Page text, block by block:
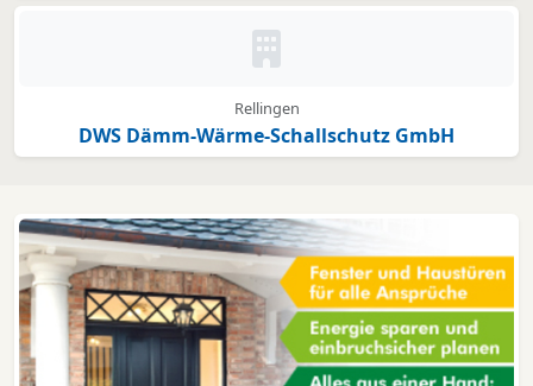
Kein Bild oder Logo hinterlegt
Rellingen
DWS Dämm-Wärme-Schallschutz GmbH